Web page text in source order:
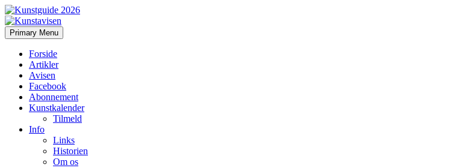
Kunstavisen
Search
Primary Menu Skip
to
Forside
Artikler
Avisen
Facebook
Abonnement
Kunstkalender
Tilmeld
Info
Links
Historien
Om os